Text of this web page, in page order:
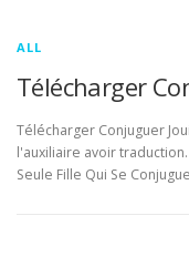
ALL
Télécharger
Télécharger Conjuguer
l'auxiliaire avoir
Seule Fille Qui Se